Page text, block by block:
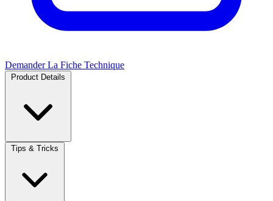
Demander La Fiche Technique
Product Details
Tips & Tricks